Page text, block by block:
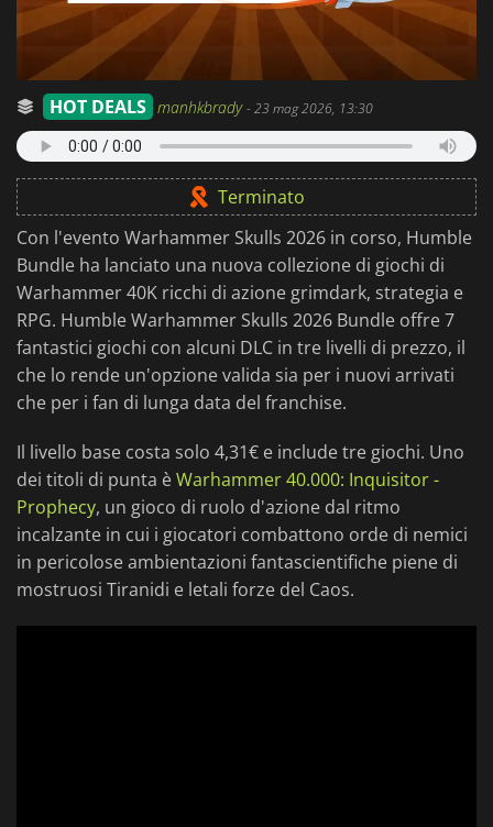
HOT DEALS manhkbrady-23 mag 2026, 13:30
Terminato
Con l'evento Warhammer Skulls 2026 in corso, Humble
Bundle ha lanciato una nuova collezione di giochi di
Warhammer 40K ricchi di azione grimdark, strategia e
RPG. Humble Warhammer Skulls 2026 Bundle offre 7
fantastici giochi con alcuni DLC in tre livelli di prezzo, il
che lo rende un'opzione valida sia per i nuovi arrivati
che per i fan di lunga data del franchise.
Il livello base costa solo 4,31€ e include tre giochi. Uno
dei titoli di punta èWarhammer 40.000: Inquisitor -
Prophecy, un gioco di ruolo d'azione dal ritmo
incalzante in cui i giocatori combattono orde di nemici
in pericolose ambientazioni fantascientifiche piene di
mostruosi Tiranidi e letali forze del Caos.